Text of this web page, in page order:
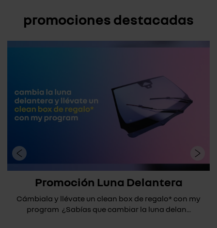
promociones destacadas
Promoción Luna Delantera
Cámbiala y llévate un clean box de regalo* con my
program ¿Sabías que cambiar la luna delan...